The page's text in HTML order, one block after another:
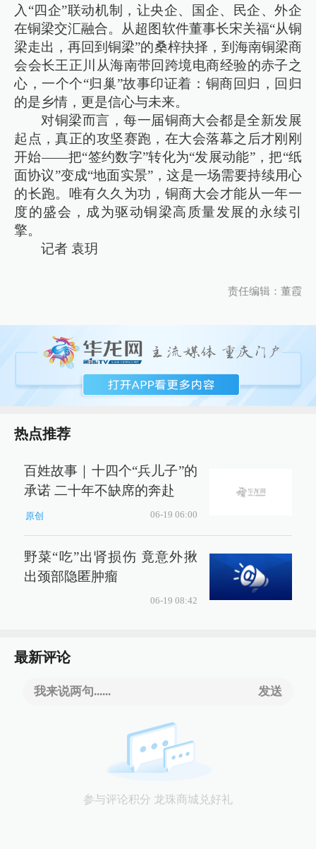
入“四企”联动机制，让央企、国企、民企、外企
在铜梁交汇融合。从超图软件董事长宋关福“从铜
梁走出，再回到铜梁”的桑梓抉择，到海南铜梁商
会会长王正川从海南带回跨境电商经验的赤子之
心，一个个“归巢”故事印证着：铜商回归，回归
的是乡情，更是信心与未来。
对铜梁而言，每一届铜商大会都是全新发展
起点，真正的攻坚赛跑，在大会落幕之后才刚刚
开始——把“签约数字”转化为“发展动能”，把“纸
面协议”变成“地面实景”，这是一场需要持续用心
的长跑。唯有久久为功，铜商大会才能从一年一
度的盛会，成为驱动铜梁高质量发展的永续引
擎。
记者 袁玥
责任编辑：董霞
热点推荐
百姓故事｜十四个“兵儿子”的
承诺 二十年不缺席的奔赴
原创 06-19 06:00
野菜“吃”出肾损伤 竟意外揪
出颈部隐匿肿瘤
06-19 08:42
最新评论
我来说两句...... 发送
参与评论积分 龙珠商城兑好礼